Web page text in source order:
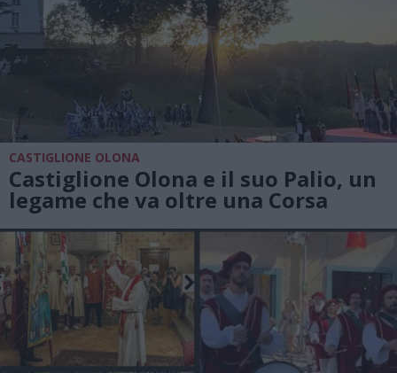
CASTIGLIONE OLONA
Castiglione Olona e il suo Palio, un
legame che va oltre una Corsa